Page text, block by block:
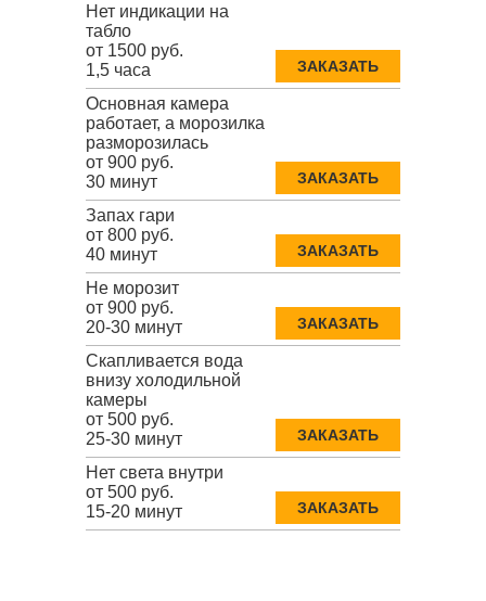
Нет индикации на
табло
от 1500 руб.
1,5 часа
ЗАКАЗАТЬ
Основная камера
работает, а морозилка
разморозилась
от 900 руб.
30 минут
ЗАКАЗАТЬ
Запах гари
от 800 руб.
40 минут
ЗАКАЗАТЬ
Не морозит
от 900 руб.
20-30 минут
ЗАКАЗАТЬ
Скапливается вода
внизу холодильной
камеры
от 500 руб.
25-30 минут
ЗАКАЗАТЬ
Нет света внутри
от 500 руб.
15-20 минут
ЗАКАЗАТЬ